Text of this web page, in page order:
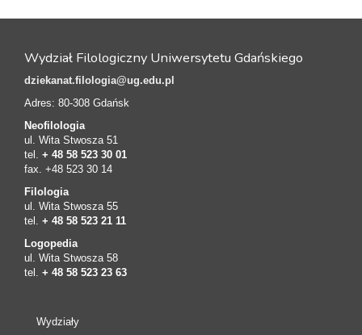
Wydział Filologiczny Uniwersytetu Gdańskiego
dziekanat.filologia@ug.edu.pl
Adres: 80-308 Gdańsk
Neofilologia
ul. Wita Stwosza 51
tel. + 48 58 523 30 01
fax. +48 523 30 14
Filologia
ul. Wita Stwosza 55
tel. + 48 58 523 21 11
Logopedia
ul. Wita Stwosza 58
tel. + 48 58 523 23 63
Wydziały